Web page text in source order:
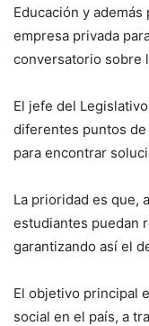
Educación y
empresa privada
conversatorio sobre
El jefe del
diferentes puntos
para encontrar
La prioridad es que,
estudiantes puedan
garantizando así el
El objetivo principal
social en el país, a